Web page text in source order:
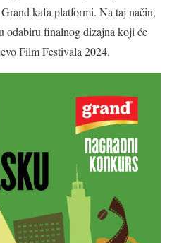
kafa platformi. Na taj način,
odabiru finalnog dizajna koji će
Film Festivala 2024.